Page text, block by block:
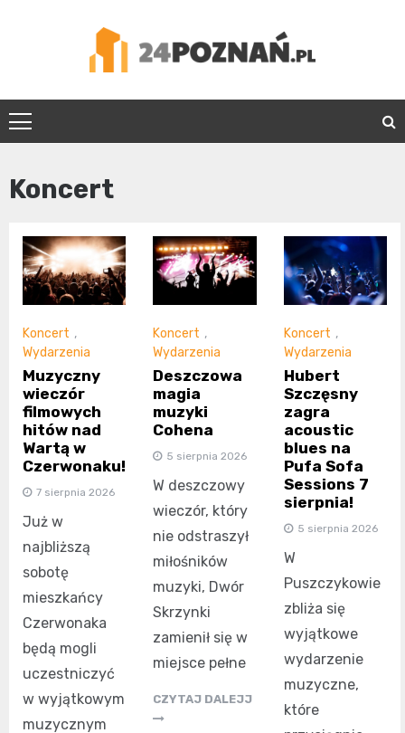
24Poznań.pl
Koncert
Koncert ,
Wydarzenia
Muzyczny
wieczór
filmowych
hitów nad
Wartą w
Czerwonaku!
7 sierpnia 2026
Już w
najbliższą
sobotę
mieszkańcy
Czerwonaka
będą mogli
uczestniczyć
w wyjątkowym
muzycznym
Koncert ,
Wydarzenia
Deszczowa
magia
muzyki
Cohena
5 sierpnia 2026
W deszczowy
wieczór, który
nie odstraszył
miłośników
muzyki, Dwór
Skrzynki
zamienił się w
miejsce pełne
CZYTAJ DALEJJ
Koncert ,
Wydarzenia
Hubert
Szczęsny
zagra
acoustic
blues na
Pufa Sofa
Sessions 7
sierpnia!
5 sierpnia 2026
W
Puszczykowie
zbliża się
wyjątkowe
wydarzenie
muzyczne,
które